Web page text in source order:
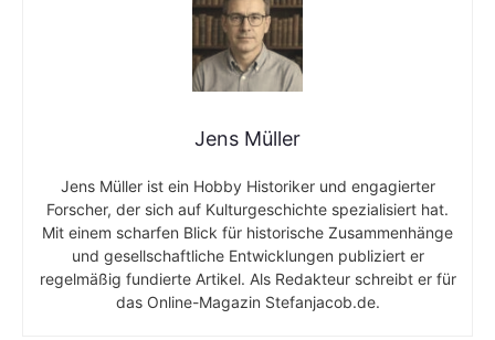
Jens Müller
Jens Müller ist ein Hobby Historiker und engagierter
Forscher, der sich auf Kulturgeschichte spezialisiert hat.
Mit einem scharfen Blick für historische Zusammenhänge
und gesellschaftliche Entwicklungen publiziert er
regelmäßig fundierte Artikel. Als Redakteur schreibt er für
das Online-Magazin Stefanjacob.de.